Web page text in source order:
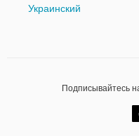
Украинский
Подписывайтесь